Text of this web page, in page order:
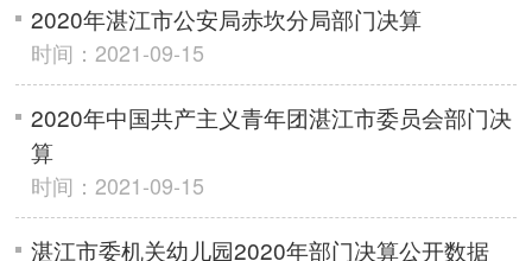
2020年湛江市公安局赤坎分局部门决算
时间：2021-09-15
2020年中国共产主义青年团湛江市委员会部门决
算
时间：2021-09-15
湛江市委机关幼儿园2020年部门决算公开数据